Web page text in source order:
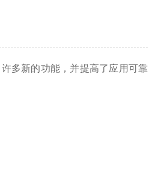
多新的功能，并提高了应用可靠